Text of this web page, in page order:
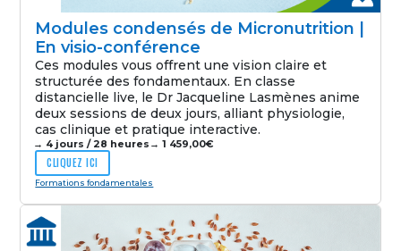
Modules condensés de Micronutrition |
En visio-conférence
Ces modules vous offrent une vision claire et
structurée des fondamentaux. En classe
distancielle live, le Dr Jacqueline Lasmènes anime
deux sessions de deux jours, alliant physiologie,
cas clinique et pratique interactive.
→ 4 jours / 28 heures →1 459,00€
CLIQUEZ ICI
Formations fondamentales